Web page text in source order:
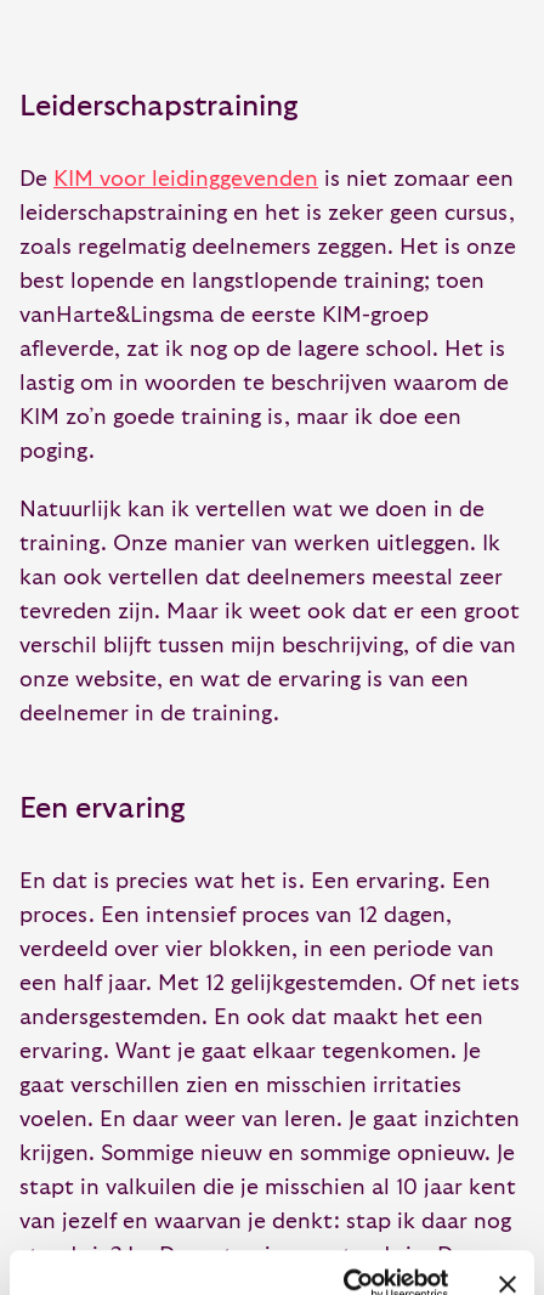
Leiderschapstraining
De KIM voor leidinggevenden is niet zomaar een
leiderschapstraining en het is zeker geen cursus,
zoals regelmatig deelnemers zeggen. Het is onze
best lopende en langstlopende training; toen
vanHarte&Lingsma de eerste KIM-groep
afleverde, zat ik nog op de lagere school. Het is
lastig om in woorden te beschrijven waarom de
KIM zo’n goede training is, maar ik doe een
poging.
Natuurlijk kan ik vertellen wat we doen in de
training. Onze manier van werken uitleggen. Ik
kan ook vertellen dat deelnemers meestal zeer
tevreden zijn. Maar ik weet ook dat er een groot
verschil blijft tussen mijn beschrijving, of die van
onze website, en wat de ervaring is van een
deelnemer in de training.
Een ervaring
En dat is precies wat het is. Een ervaring. Een
proces. Een intensief proces van 12 dagen,
verdeeld over vier blokken, in een periode van
een half jaar. Met 12 gelijkgestemden. Of net iets
andersgestemden. En ook dat maakt het een
ervaring. Want je gaat elkaar tegenkomen. Je
gaat verschillen zien en misschien irritaties
voelen. En daar weer van leren. Je gaat inzichten
krijgen. Sommige nieuw en sommige opnieuw. Je
stapt in valkuilen die je misschien al 10 jaar kent
van jezelf en waarvan je denkt: stap ik daar nog
steeds in? Ja. Daar stap je nog steeds in. Daar
zijn ze voor. Jouw eigen valkuilen. De kunst is